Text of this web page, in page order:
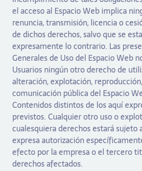
el acceso al Espacio Web implica
renuncia, transmisión, licencia o
de dichos derechos, salvo que se
expresamente lo contrario. Las
Generales de Uso del Espacio Web
Usuarios ningún otro derecho de
alteración, explotación,
comunicación pública del Espacio
Contenidos distintos de los aquí
previstos. Cualquier otro uso o
cualesquiera derechos estará sujeto
expresa autorización
efecto por la empresa o el tercero
derechos afectados.